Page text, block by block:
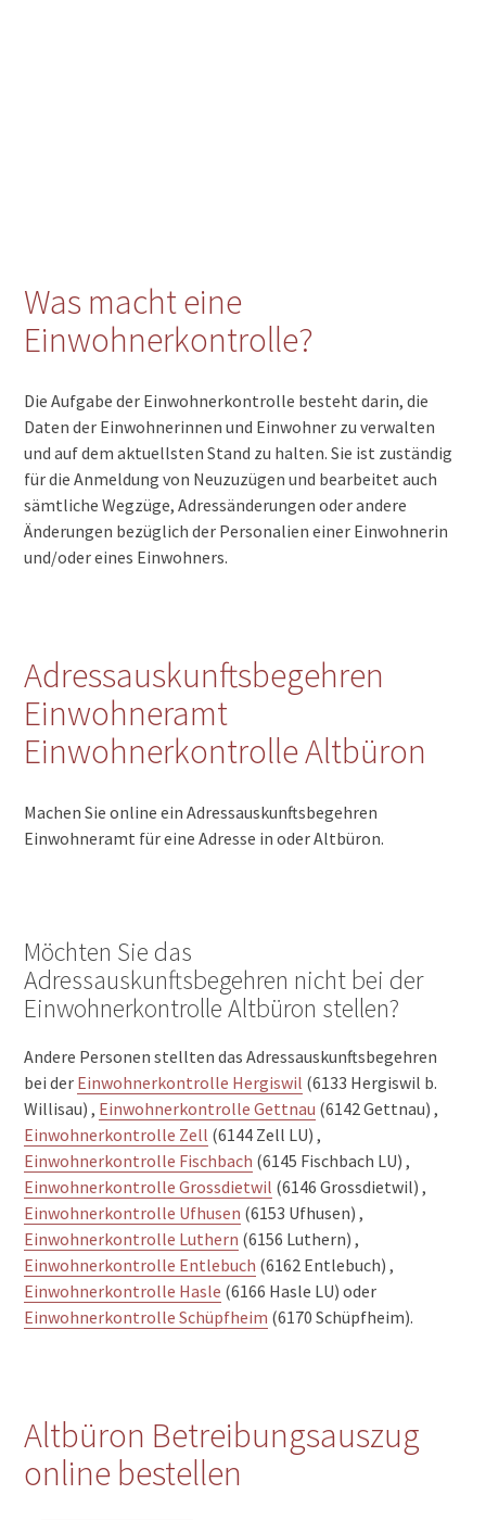
Was macht eine
Einwohnerkontrolle?
Die Aufgabe der Einwohnerkontrolle besteht darin, die
Daten der Einwohnerinnen und Einwohner zu verwalten
und auf dem aktuellsten Stand zu halten. Sie ist zuständig
für die Anmeldung von Neuzuzügen und bearbeitet auch
sämtliche Wegzüge, Adressänderungen oder andere
Änderungen bezüglich der Personalien einer Einwohnerin
und/oder eines Einwohners.
Adressauskunftsbegehren
Einwohneramt
Einwohnerkontrolle Altbüron
Machen Sie online ein Adressauskunftsbegehren
Einwohneramt für eine Adresse in oder Altbüron.
Möchten Sie das
Adressauskunftsbegehren nicht bei der
Einwohnerkontrolle Altbüron stellen?
Andere Personen stellten das Adressauskunftsbegehren
bei der Einwohnerkontrolle Hergiswil (6133 Hergiswil b.
Willisau) , Einwohnerkontrolle Gettnau (6142 Gettnau) ,
Einwohnerkontrolle Zell (6144 Zell LU) ,
Einwohnerkontrolle Fischbach (6145 Fischbach LU) ,
Einwohnerkontrolle Grossdietwil (6146 Grossdietwil) ,
Einwohnerkontrolle Ufhusen (6153 Ufhusen) ,
Einwohnerkontrolle Luthern (6156 Luthern) ,
Einwohnerkontrolle Entlebuch (6162 Entlebuch) ,
Einwohnerkontrolle Hasle (6166 Hasle LU) oder
Einwohnerkontrolle Schüpfheim (6170 Schüpfheim).
Altbüron Betreibungsauszug
online bestellen